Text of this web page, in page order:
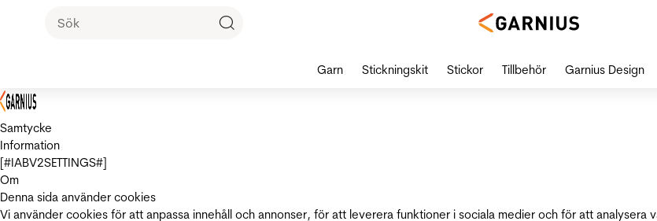
Samtycke
Information
[#IABV2SETTINGS#]
Om
Denna sida använder cookies
Vi använder cookies för att anpassa innehåll och annonser, för att leverera funktioner i sociala medier och för att
Garn Stickningskit Stickor Tillbehör Garnius Design